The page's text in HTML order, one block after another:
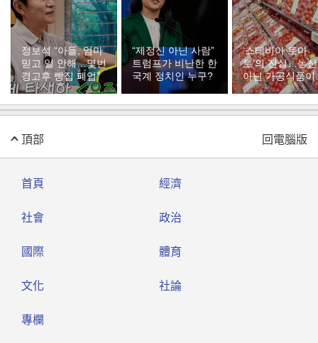
정보석 “아들, 엄마
믿고 일 안해…몇번
경고후 빵집 폐업”
“제정신 아닌 사람”
트럼프가 비난한 한
국계 정치인 누구?
‘스테비아 토마
토’의 진실…농
아닌 가공식품이
다
頂部 回電腦版
首頁 經濟
社會 政治
國際 體育
文化 社論
專欄